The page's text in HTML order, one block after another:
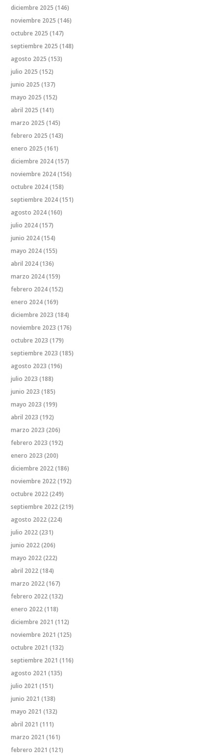
diciembre 2025 (146)
noviembre 2025 (146)
octubre 2025 (147)
septiembre 2025 (148)
agosto 2025 (153)
julio 2025 (152)
junio 2025 (137)
mayo 2025 (152)
abril 2025 (141)
marzo 2025 (145)
febrero 2025 (143)
enero 2025 (161)
diciembre 2024(157)
noviembre 2024(156)
octubre 2024(158)
septiembre 2024(151)
agosto 2024(160)
julio 2024(157)
junio 2024(154)
mayo 2024(155)
abril 2024(136)
marzo 2024(159)
febrero 2024(152)
enero 2024(169)
diciembre 2023 (184)
noviembre 2023 (176)
octubre 2023 (179)
septiembre 2023 (185)
agosto 2023 (196)
julio 2023 (188)
junio 2023 (185)
mayo 2023 (199)
abril 2023 (192)
marzo 2023 (206)
febrero 2023 (192)
enero 2023 (200)
diciembre 2022(186)
noviembre 2022(192)
octubre 2022(249)
septiembre 2022(219)
agosto 2022(224)
julio 2022(231)
junio 2022(206)
mayo 2022(222)
abril 2022(184)
marzo 2022(167)
febrero 2022(132)
enero 2022(118)
diciembre 2021 (112)
noviembre 2021 (125)
octubre 2021 (132)
septiembre 2021 (116)
agosto 2021 (135)
julio 2021 (151)
junio 2021 (138)
mayo 2021 (132)
abril 2021 (111)
marzo 2021 (161)
febrero 2021 (121)